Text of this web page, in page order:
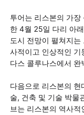
투어는 리스본의 가
한 4월 25일 다리 아
도시 전망이 펼쳐지
사적이고 인상적인 기
다스 콜루나스에서
다음으로 리스본의
술, 건축 및 기술 박물
브는 리스본의 역사